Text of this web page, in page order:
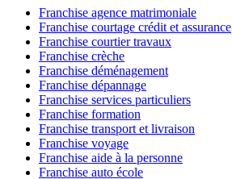
Franchise agence matrimoniale
Franchise courtage crédit et assurance
Franchise courtier travaux
Franchise crèche
Franchise déménagement
Franchise dépannage
Franchise services particuliers
Franchise formation
Franchise transport et livraison
Franchise voyage
Franchise aide à la personne
Franchise auto école